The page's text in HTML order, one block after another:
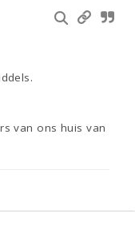
van ons huis van